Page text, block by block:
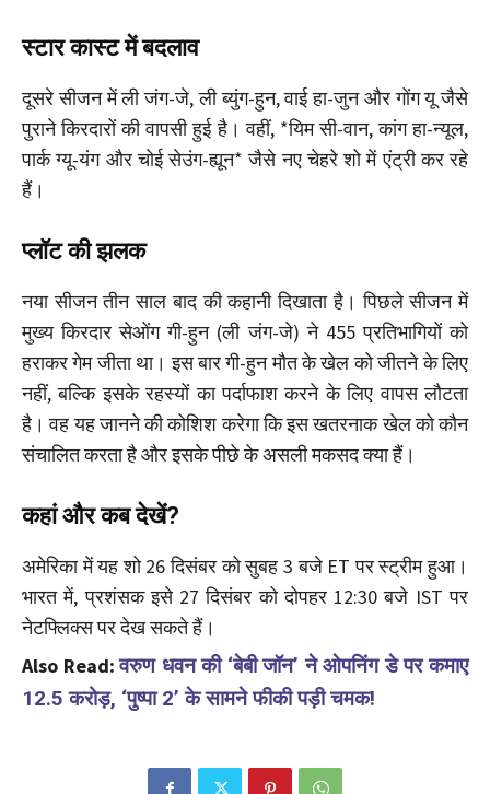
स्टार कास्ट में बदलाव
दूसरे सीजन में ली जंग-जे, ली ब्युंग-हुन, वाई हा-जुन और गोंग यू जैसे
पुराने किरदारों की वापसी हुई है। वहीं, *यिम सी-वान, कांग हा-न्यूल,
पार्क ग्यू-यंग और चोई सेउंग-ह्यून* जैसे नए चेहरे शो में एंट्री कर रहे
हैं।
प्लॉट की झलक
नया सीजन तीन साल बाद की कहानी दिखाता है। पिछले सीजन में
मुख्य किरदार सेओंग गी-हुन (ली जंग-जे) ने 455 प्रतिभागियों को
हराकर गेम जीता था। इस बार गी-हुन मौत के खेल को जीतने के लिए
नहीं, बल्कि इसके रहस्यों का पर्दाफाश करने के लिए वापस लौटता
है। वह यह जानने की कोशिश करेगा कि इस खतरनाक खेल को कौन
संचालित करता है और इसके पीछे के असली मकसद क्या हैं।
कहां और कब देखें?
अमेरिका में यह शो 26 दिसंबर को सुबह 3 बजे ET पर स्ट्रीम हुआ।
भारत में, प्रशंसक इसे 27 दिसंबर को दोपहर 12:30 बजे IST पर
नेटफ्लिक्स पर देख सकते हैं।
Also Read:वरुण धवन की ‘बेबी जॉन’ ने ओपनिंग डे पर कमाए
12.5 करोड़, ‘पुष्पा 2’ के सामने फीकी पड़ी चमक!